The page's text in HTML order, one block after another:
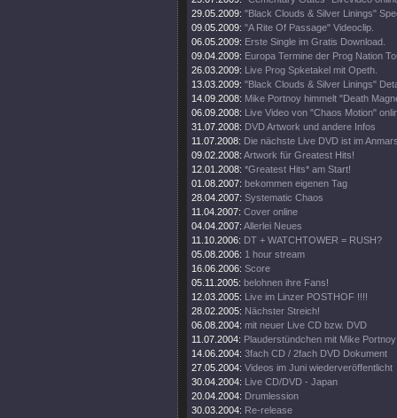
29.05.2009: "Black Clouds & Silver Linings"
09.05.2009: "A Rite Of Passage" Videoclip.
06.05.2009: Erste Single im Gratis Download.
09.04.2009: Europa Termine der Prog Nation
26.03.2009: Live Prog Spketakel mit Opeth.
13.03.2009: "Black Clouds & Silver Linings"
14.09.2008: Mike Portnoy himmelt "Death
06.09.2008: Live Video von "Chaos Motion"
31.07.2008: DVD Artwork und andere Infos
11.07.2008: Die nächste Live DVD ist im
09.02.2008: Artwork für Greatest Hits!
12.01.2008: *Greatest Hits* am Start!
01.08.2007: bekommen eigenen Tag
28.04.2007: Systematic Chaos
11.04.2007: Cover online
04.04.2007: Allerlei Neues
11.10.2006: DT + WATCHTOWER = RUSH?
05.08.2006: 1 hour stream
16.06.2006: Score
05.11.2005: belohnen ihre Fans!
12.03.2005: Live im Linzer POSTHOF !!!!
28.02.2005: Nächster Streich!
06.08.2004: mit neuer Live CD bzw. DVD
11.07.2004: Plauderstündchen mit Mike Portnoy
14.06.2004: 3fach CD / 2fach DVD Dokument
27.05.2004: Videos im Juni wiederveröffentlicht
30.04.2004: Live CD/DVD - Japan
20.04.2004: Drumlession
30.03.2004: Re-release